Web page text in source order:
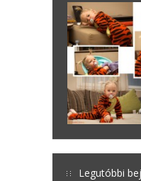
Legutóbbi